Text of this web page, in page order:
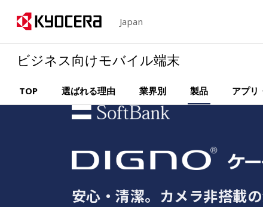
Japan
ビジネス向けモバイル端末
TOP 選ばれる理由 業界別 製品 アプリ
安心・清潔。カメラ非搭載